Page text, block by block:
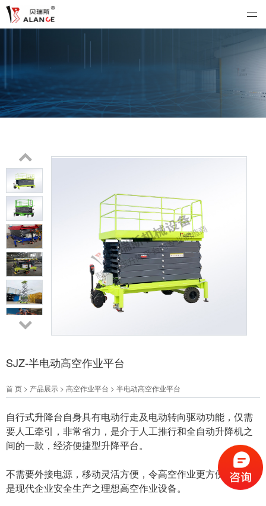
SJZ-半电动高空作业平台
首 页 > 产品展示 > 高空作业平台 > 半电动高空作业平台
自行式升降台自身具有电动行走及电动转向驱动功能，仅需
要人工牵引，非常省力，是介于人工推行和全自动升降机之
间的一款，经济便捷型升降平台。
不需要外接电源，移动灵活方便，令高空作业更方便快捷，
是现代企业安全生产之理想高空作业设备。